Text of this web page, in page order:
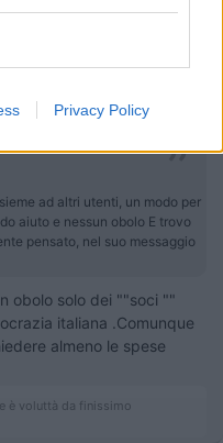
Privacy Policy
2024 alle 15:47:09
ad altri utenti, un modo per
aiuto e nessun obolo E trovo
pensato, nel suo messaggio
obolo solo dei ""soci ""
italiana .Comunque
almeno le spese
è voluttà da finissimo